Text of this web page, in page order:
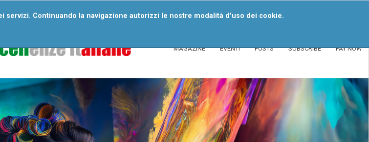
Continuando la navigazione autorizzi le nostre modalità d'uso dei cookie.
MAGAZINE EVENTI POSTS SUBSCRIBE PAY NOW